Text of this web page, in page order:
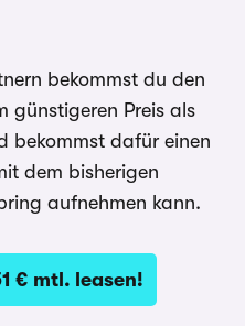
bekommst du den
günstigeren Preis als
bekommst dafür einen
dem bisherigen
aufnehmen kann.
€ mtl. leasen!